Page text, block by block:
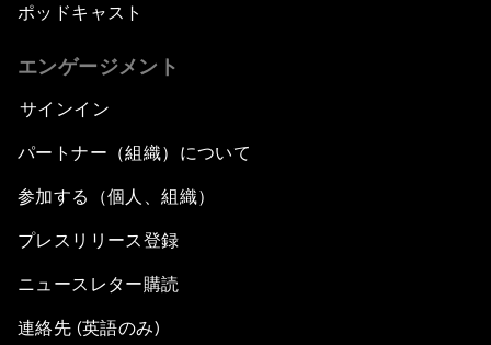
ポッドキャスト
エンゲージメント
サインイン
パートナー（組織）について
参加する（個人、組織）
プレスリリース登録
ニュースレター購読
連絡先 (英語のみ)